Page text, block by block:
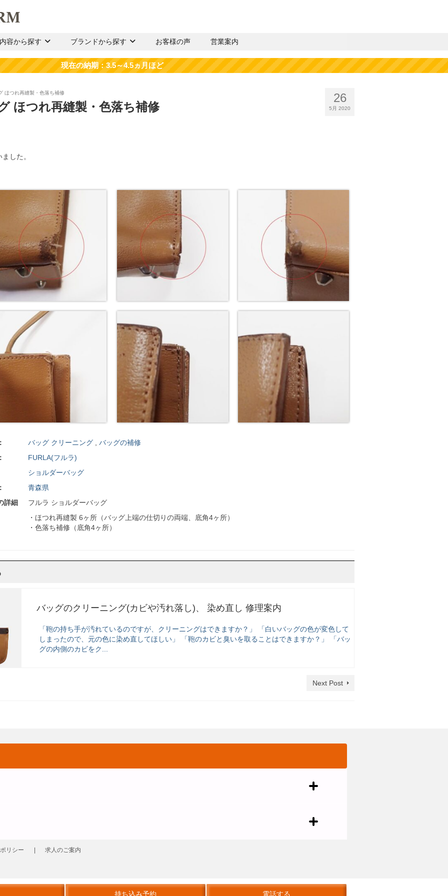
容から探す ブランドから探す お客様の声 営業案内
26
5月 2020
ほつれ再縫製・色落ち補修
ほつれ再縫製・色落ち補修
した。
バッグ クリーニング
バッグの補修
FURLA(フルラ)
ショルダーバッグ
青森県
詳細
フルラ ショルダーバッグ
・ほつれ再縫製 6ヶ所（バッグ上端の仕切りの両端、底角4ヶ所）
・色落ち補修（底角4ヶ所）
バッグのクリーニング(カビや汚れ落し)、 染め直し 修理案内
「鞄の持ち手が汚れているのですが、クリーニングはできますか？」 「白いバッグの色が変色して
しまったので、元の色に染め直してほしい」 「鞄のカビと臭いを取ることはできますか？」 「バッ
グの内側のカビをク...
Next Post
リシー 求人のご案内
持ち込み予約 電話する